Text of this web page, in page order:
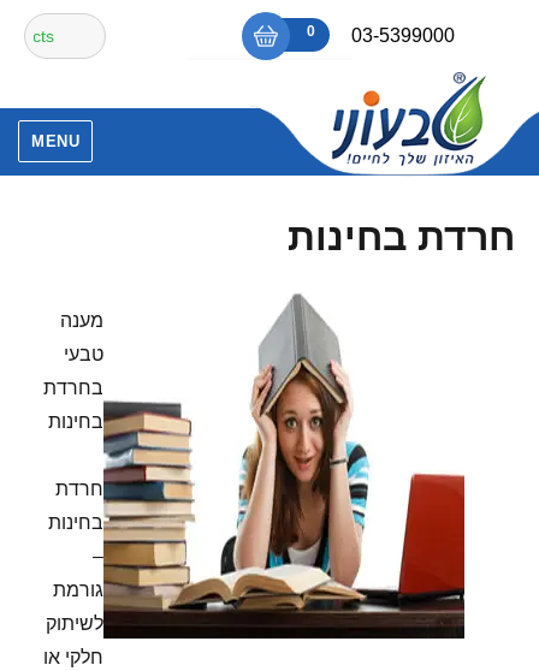
content
03-5399000
₪0
0
אין מוצרים בסל הקניות.
חיפוש
עבור:
MENU
חרדת בחינות
מענה
טבעי
בחרדת
בחינות
חרדת
בחינות
–
גורמת
לשיתוק
חלקי או